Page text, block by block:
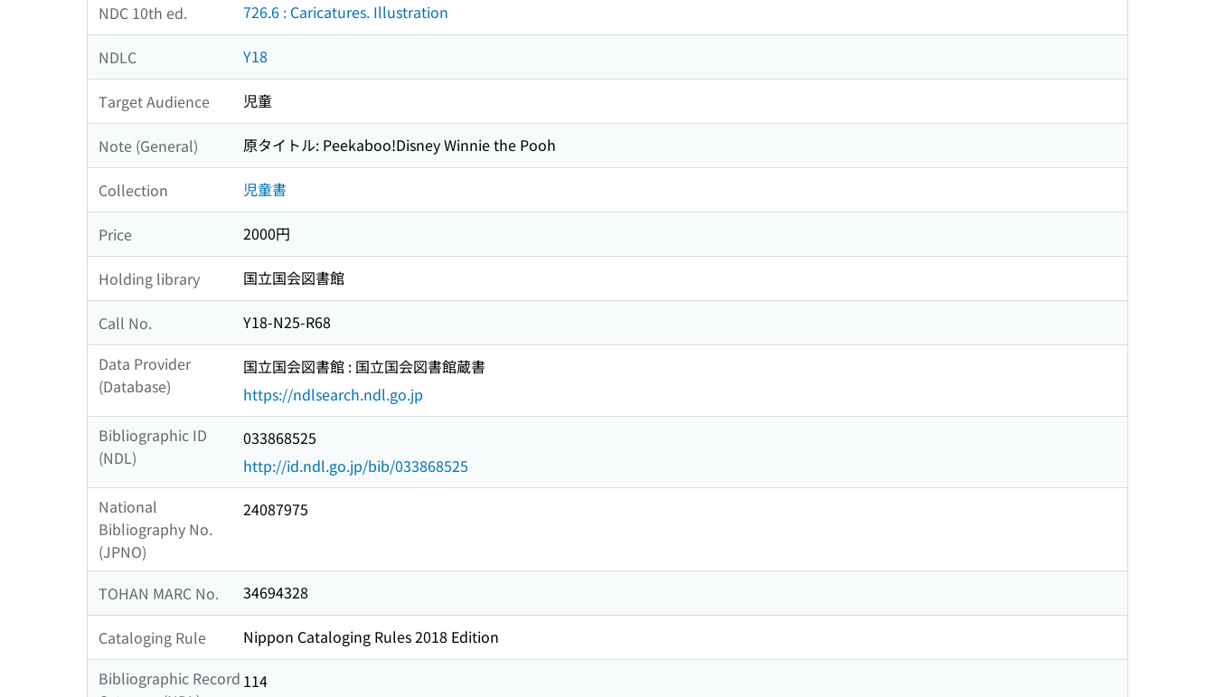
NDC 10th ed. 726.6 : Caricatures. Illustration
NDLC Y18
Target Audience 児童
Note (General) 原タイトル: Peekaboo!Disney Winnie the Pooh
Collection 児童書
Price 2000円
Holding library 国立国会図書館
Call No.
Y18-N25-R68
Data Provider
(Database)
国立国会図書館 : 国立国会図書館蔵書
https://ndlsearch.ndl.go.jp
Bibliographic ID
(NDL)
033868525
http://id.ndl.go.jp/bib/033868525
National
Bibliography No.
(JPNO)
24087975
TOHAN MARC No. 34694328
Cataloging Rule
Nippon Cataloging Rules 2018 Edition
Bibliographic Record 114